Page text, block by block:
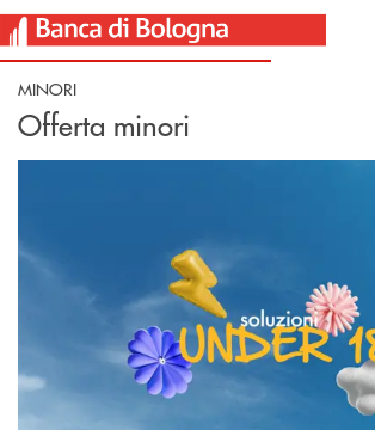
Salta al contenuto principale
MINORI
Offerta minori